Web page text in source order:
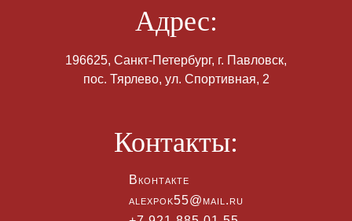
Адрес:
196625, Санкт-Петербург, г. Павловск,
пос. Тярлево, ул. Спортивная, 2
Контакты:
Вконтакте
alexpok55@mail.ru